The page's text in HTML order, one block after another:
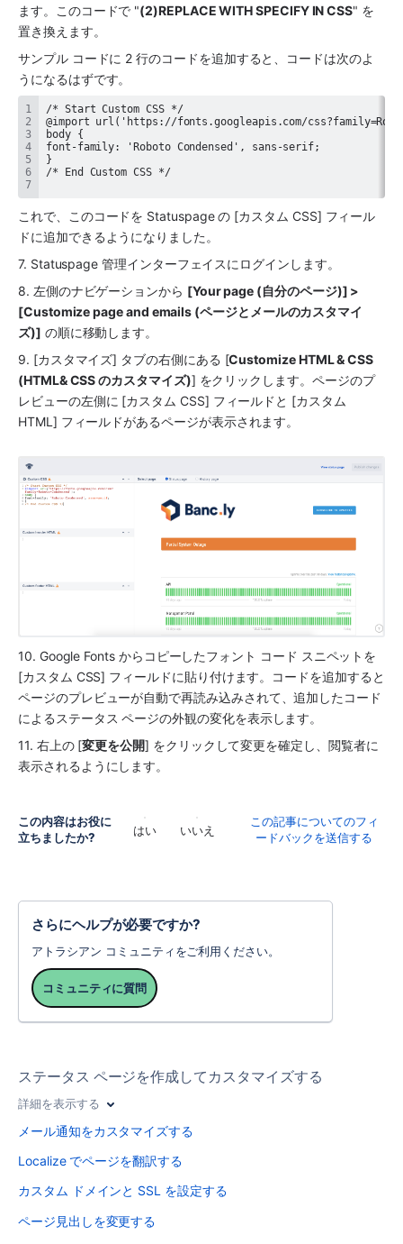
ます。このコードで "(2)REPLACE WITH SPECIFY IN CSS" を
置き換えます。
サンプル コードに 2 行のコードを追加すると、コードは次のよ
うになるはずです。
/* Start Custom CSS */
/* End Custom CSS */
これで、このコードを Statuspage の [カスタム CSS] フィール
ドに追加できるようになりました。
7. Statuspage 管理インターフェイスにログインします。
8. 左側のナビゲーションから [Your page (自分のページ)] >
[Customize page and emails (ページとメールのカスタマイ
ズ)] の順に移動します。
9. [カスタマイズ] タブの右側にある [Customize HTML & CSS
(HTML& CSS のカスタマイズ)] をクリックします。ページのプ
レビューの左側に [カスタム CSS] フィールドと [カスタム
HTML] フィールドがあるページが表示されます。
10. Google Fonts からコピーしたフォント コード スニペットを
[カスタム CSS] フィールドに貼り付けます。コードを追加すると
ページのプレビューが自動で再読み込みされて、追加したコード
によるステータス ページの外観の変化を表示します。
11. 右上の [変更を公開] をクリックして変更を確定し、閲覧者に
表示されるようにします。
この内容はお役に
立ちましたか?
はい いいえ
この記事についてのフィ
ードバックを送信する
さらにヘルプが必要ですか?
アトラシアン コミュニティをご利用ください。
コミュニティに質問
ステータス ページを作成してカスタマイズする
詳細を表示する
メール通知をカスタマイズする
Localize でページを翻訳する
カスタム ドメインと SSL を設定する
ページ見出しを変更する